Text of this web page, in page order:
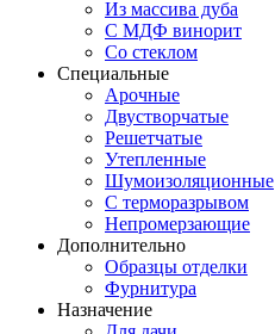
Из массива дуба
С МДФ винорит
Со стеклом
Специальные
Арочные
Двустворчатые
Решетчатые
Утепленные
Шумоизоляционные
С терморазрывом
Непромерзающие
Дополнительно
Образцы отделки
Фурнитура
Назначение